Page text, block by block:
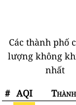
Các thành phố
lượng không
nhất
# AQI